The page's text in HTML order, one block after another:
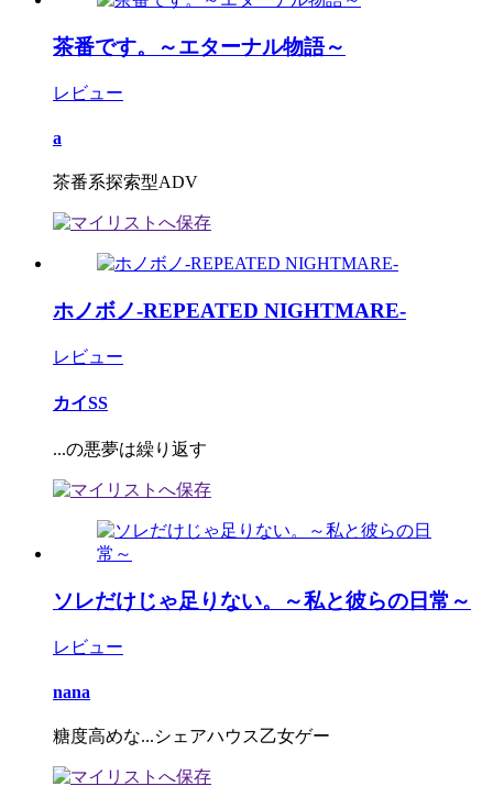
茶番です。～エターナル物語～
レビュー
a
茶番系探索型ADV
ホノボノ-REPEATED NIGHTMARE-
レビュー
カイSS
...の悪夢は繰り返す
ソレだけじゃ足りない。～私と彼らの日常～
レビュー
nana
糖度高めな...シェアハウス乙女ゲー